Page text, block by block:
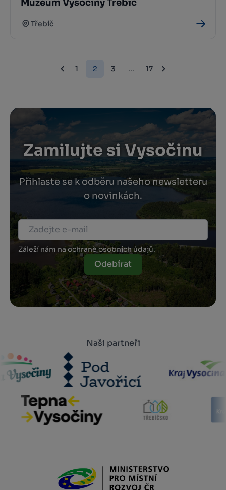
Muzeum Vysočiny Třebíč
Třebíč
1 2 3 ... 17
Zamilujte si Vysočinu
Přihlaste se k odběru našeho newsletteru
o novinkách.
Záleží nám na ochraně osobních údajů.
Odebírat
Naši partneři